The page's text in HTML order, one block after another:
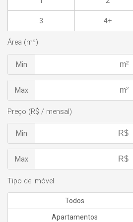
3 4+
Área (m²)
Min
Max
Preço (R$ / mensal)
Min
Max
Tipo de imóvel
Todos
Apartamentos